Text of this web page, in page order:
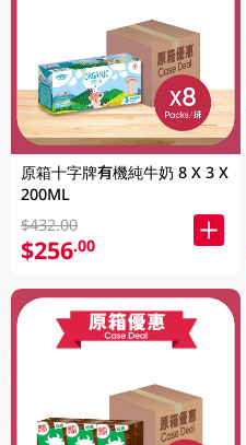
原箱十字牌有機純牛奶 8 X 3 X
200ML
$432.00
$256.00